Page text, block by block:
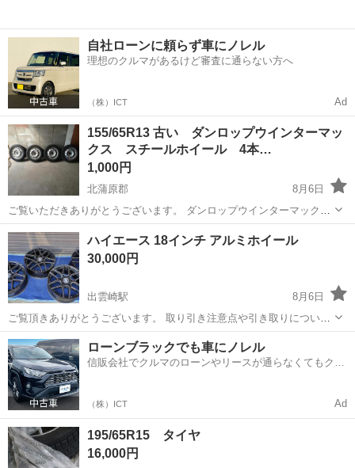
自社ローンに頼らず車にノレル
理想のクルマがあるけど審査に通らない方へ
（株）ICT Ad
155/65R13 古い ダンロップウインターマッ
クス スチールホイール 4本…
1,000円
北蒲原郡
8月6日
ご覧いただきありがとうございます。 ダンロップウインターマック
ス スチールホイールの4本セットです。 155/65R13 2016年製造 溝も
あり車庫で保管されていたのですが、年数的にスタッドレスとして使
用するのは難しいと...
新潟 北蒲原郡 タイヤ、ホイール
ハイエース 18インチ アルミホイール
30,000円
出雲崎駅
8月6日
ご覧頂きありがとうございます。 取り引き注意点や引き取りについて
記載がありますのでページ下までと自己紹介の熟読の上ご検討お願い
致します。 ～～～商品説明～～～ ハイエースに使用していたものを譲
り受けました。 他のホイール...
新潟 三島郡 出雲崎駅 タイヤ、ホイール
ローンブラックでも車にノレル
信販会社でクルマのローンやリースが通らなくてもクル
（株）ICT Ad
195/65R15 タイヤ
16,000円